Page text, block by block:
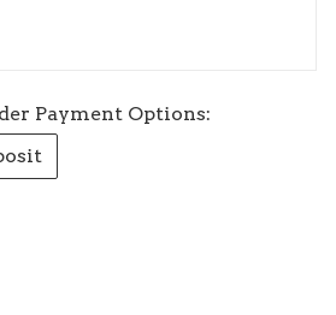
Payment Options: